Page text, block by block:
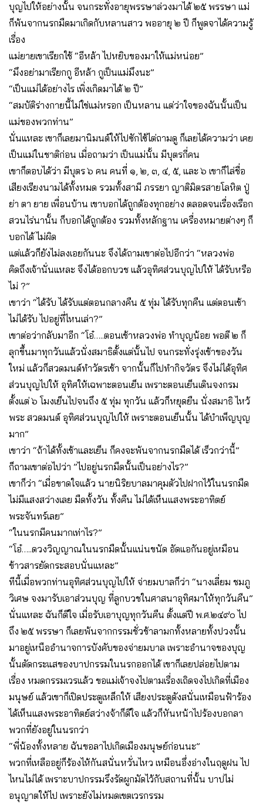
บุญไปให้อย่างนั้น จนกระทั่งอายุพรรษาล่วงมาได้ ๒๕ พรรษา แม่
ก็พ้นจากนรกมืดมาเกิดกับหลานสาว พออายุ ๒ ปี ก็พูดจาได้ความรู้
เรื่อง
แม่ยายเขาเรียกใช้ “อีหล้า ไปหยิบของมาให้แม่หน่อย”
“มึงอย่ามาเรียกกู อีหล้า กูเป็นแม่มึงนะ”
“เป็นแม่ได้อย่างไร เพิ่งเกิดมาได้ ๒ ปี”
“สมบัติร่างกายนี้ไม่ใช่แม่หรอก เป็นหลาน แต่ว่าใจของฉันนั้นเป็น
แม่ของพวกท่าน”
นั่นแหละ เขาก็เลยมานิมนต์ให้ไปซักไซ้ไต่ถามดู ก็เลยได้ความว่า เคย
เป็นแม่ในชาติก่อน เมื่อถามว่า เป็นแม่นั้น มีบุตรกี่คน
เขาก็ตอบได้ว่า มีบุตร ๖ คน คนที่ ๑, ๒, ๓, ๔, ๕, และ ๖ เขาก็ไล่ชื่อ
เสียงเรียงนามได้ทั้งหมด รวมทั้งสามี ภรรยา ญาติมิตรสายโลหิต ปู่
ย่า ตา ยาย เพื่อนบ้าน เขาบอกได้ถูกต้องทุกอย่าง ตลอดจนเรื่องเรือก
สวนไร่นานั้น ก็บอกได้ถูกต้อง รวมทั้งหลักฐาน เครื่องหมายต่างๆ ก็
บอกได้ ไม่ผิด
แต่แล้วก็ยังไม่ลงเอยกันนะ จึงได้ถามเขาต่อไปอีกว่า “หลวงพ่อ
คิดถึงเจ้านั่นแหละ จึงได้ออกบวช แล้วอุทิศส่วนบุญไปให้ ได้รับหรือ
ไม่ ?”
เขาว่า “ได้รับ ได้รับแต่ตอนกลางคืน ๕ ทุ่ม ได้รับทุกคืน แต่ตอนเช้า
ไม่ได้รับ ไปอยู่ที่ไหนเล่า?”
เขาต่อว่ากลับมาอีก “โอ๋…..ตอนเช้าหลวงพ่อ ทำบุญน้อย พอตี ๒ ก็
ลุกขึ้นมาทุกวันแล้วนั่งสมาธิตั้งแต่นั้นไป จนกระทั่งรุ่งเช้าของวัน
ใหม่ แล้วก็สวดมนต์ทำวัตรเช้า จากนั้นก็ไปทำกิจวัตร จึงไม่ได้อุทิศ
ส่วนบุญไปให้ อุทิศให้เฉพาะตอนเย็น เพราะตอนเย็นเดินจงกรม
ตั้งแต่ ๖ โมงเย็นไปจนถึง ๕ ทุ่ม ทุกวัน แล้วก็หยุดยืน นั่งสมาธิ ไหว้
พระ สวดมนต์ อุทิศส่วนบุญไปให้ เพราะตอนเย็นนั้น ได้บำเพ็ญบุญ
มาก”
เขาว่า “ถ้าได้ทั้งเช้าและเย็น ก็คงจะพ้นจากนรกมืดได้ เร็วกว่านี้”
ก็ถามเขาต่อไปว่า ”ไปอยู่นรกมืดนั้นเป็นอย่างไร?”
เขาก็ว่า “เมื่อขาดใจแล้ว นายนิริยบาลมาคุมตัวไปฝากไว้ในนรกมืด
ไม่มีแสงสว่างเลย มืดทั้งวัน ทั้งคืน ไม่ได้เห็นแสงพระอาทิตย์
พระจันทร์เลย”
“ในนรกมีคนมากเท่าไร?”
“โอ๋…..ดวงวิญญาณในนรกมืดนั้นแน่นขนัด อัดแอกันอยู่เหมือน
ข้าวสารยัดกระสอบนั่นแหละ”
ทีนี้เมื่อพวกท่านอุทิศส่วนบุญไปให้ จ่ายมบาลก็ว่า “นางเลี่ยม ชมภู
วิเศษ จงมารับเอาส่วนบุญ ที่ลูกบวชในศาสนาอุทิศมาให้ทุกวันคืน”
นั่นแหละ ฉันก็ดีใจ เมื่อรับเอาบุญทุกวันคืน ตั้งแต่ปี พ.ศ.๒๔๙๐ ไป
ถึง ๒๕ พรรษา ก็เลยพ้นจากกรรมชั่วช้าลามกทั้งหลายทั้งปวงนั้น
มาอยู่เหนืออำนาจการบังคับของจ่ายมบาล เพราะอำนาจของบุญ
นั้นตัดกระแสของบาปกรรมในนรกออกได้ เขาก็เลยปล่อยไปตาม
เรื่อง หมดกรรมเวรแล้ว ขอแม่เจ้าจงไปตามเรื่องเถิดจงไปเกิดที่เมือง
มนุษย์ แล้วเขาก็เปิดประตูเหล็กให้ เสียงประตูดังสนั่นเหมือนฟ้าร้อง
ได้เห็นแสงพระอาทิตย์สว่างจ้าก็ดีใจ แล้วก็หันหน้าไปร้องบอกลา
พวกที่ยังอยู่ในนรกว่า
“พี่น้องทั้งหลาย ฉันขอลาไปเกิดเมืองมนุษย์ก่อนนะ”
พวกที่เหลืออยู่ก็ร้องไห้กันสนั่นหวั่นไหว เหมือนอึ่งอ่างในฤดูฝน ไป
ไหนไม่ได้ เพราะบาปกรรมรึงรัดผูกมัดไว้กับสถานที่นั้น บาปไม่
อนุญาตให้ไป เพราะยังไม่หมดเขตเวรกรรม